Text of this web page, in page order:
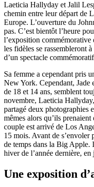
Laeticia Hallyday et Jalil
chemin entre leur départ de
Europe. L’ouverture du
pas. C’est bientôt l’heure
l’exposition
les fidèles se rassembleront
d’un spectacle
Sa femme a cependant pris
New York. Cependant, Jade
de 18 et 14 ans, semblent
novembre, Laeticia
partagé deux photographies
mêmes alors qu’ils
couple est arrivé de Los
15 mois. Avant de s’envoler
de temps dans la Big Apple.
hiver de l’année dernière, en
Une exposition